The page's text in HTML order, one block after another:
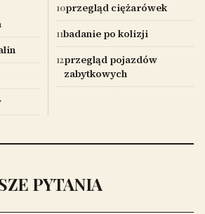
10przegląd ciężarówek
11badanie po kolizji
12przegląd pojazdów
zabytkowych
PYTANIA